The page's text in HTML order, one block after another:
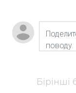
Бірінші